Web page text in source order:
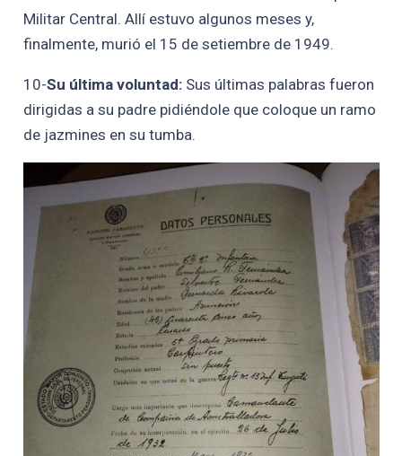
Militar Central. Allí estuvo algunos meses y,
finalmente, murió el 15 de setiembre de 1949.
10-Su última voluntad: Sus últimas palabras fueron
dirigidas a su padre pidiéndole que coloque un ramo
de jazmines en su tumba.